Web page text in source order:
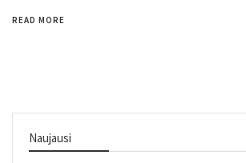
READ MORE
Naujausi